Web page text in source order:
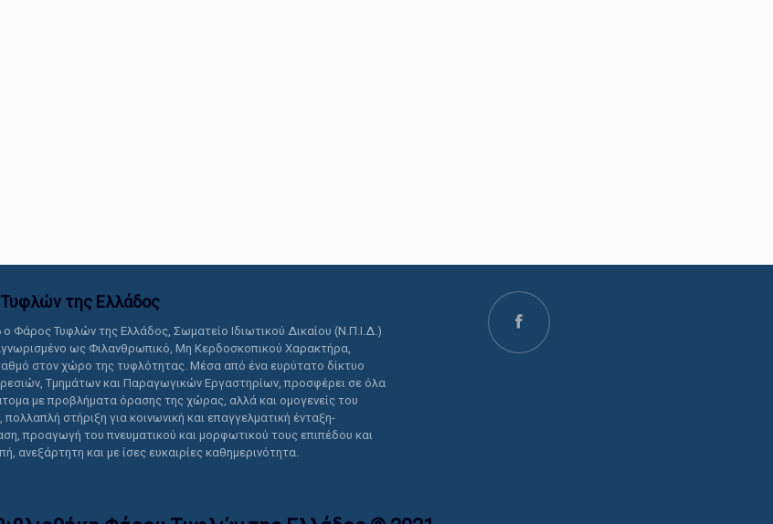
της Ελλάδoς
Φάρος Τυφλών της Ελλάδος, Σωματείο Ιδιωτικού Δικαίου (Ν.Π.Ι.Δ.)
ως Φιλανθρωπικό, Μη Κερδοσκοπικού Χαρακτήρα,
στον χώρο της τυφλότητας. Μέσα από ένα ευρύτατο δίκτυο
Τμημάτων και Παραγωγικών Εργαστηρίων, προσφέρει σε όλα
με προβλήματα όρασης της χώρας, αλλά και ομογενείς του
στήριξη για κοινωνική και επαγγελματική ένταξη-
προαγωγή του πνευματικού και μορφωτικού τους επιπέδου και
ανεξάρτητη και με ίσες ευκαιρίες καθημερινότητα.